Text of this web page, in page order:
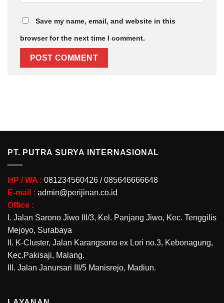
Save my name, email, and website in this
browser for the next time I comment.
PT. PUTRA SURYA INTERNASIONAL
HP / WA : 081234560426 / 085646666648
E-mail : admin@perijinan.co.id
Office :
I. Jalan Sarono Jiwo III/3, Kel. Panjang Jiwo, Kec. Tenggilis
Mejoyo, Surabaya
II. K-Cluster, Jalan Karangsono ex Lori no.3, Kebonagung,
Kec.Pakisaji, Malang.
III. Jalan Janursari III/5 Manisrejo, Madiun.